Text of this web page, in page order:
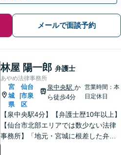
メールで面談予約
林屋 陽一郎 弁護士
あやめ法律事務所
宮
城
県
仙台
市泉
区
泉中央駅 か
ら徒歩4分
営業時間：本
日定休日
【泉中央駅4分】【弁護士歴10年以上】
【仙台市北部エリアでは数少ない法律
事務所】「地元・宮城に根差した弁護